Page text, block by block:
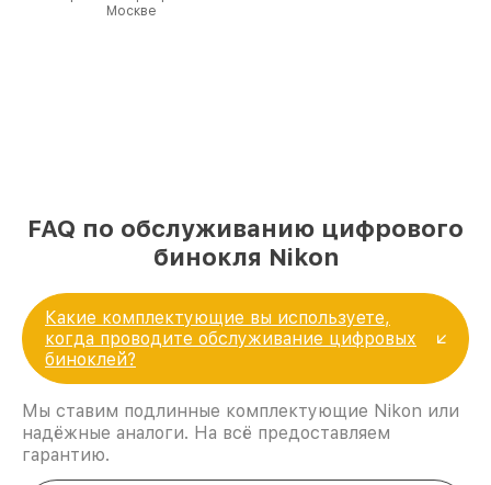
Москве
FAQ по обслуживанию цифрового
бинокля Nikon
Какие комплектующие вы используете,
когда проводите обслуживание цифровых
биноклей?
Мы ставим подлинные комплектующие Nikon или
надёжные аналоги. На всё предоставляем
гарантию.